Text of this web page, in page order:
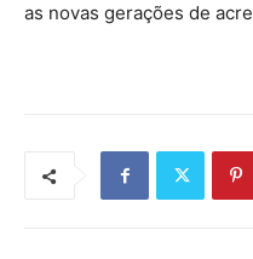
as novas gerações de